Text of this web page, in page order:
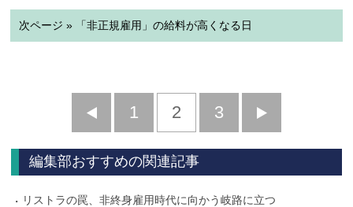
次ページ » 「非正規雇用」の給料が高くなる日
前
へ
1 2 3
へ
編集部おすすめの関連記事
リストラの罠、非終身雇用時代に向かう岐路に立つ